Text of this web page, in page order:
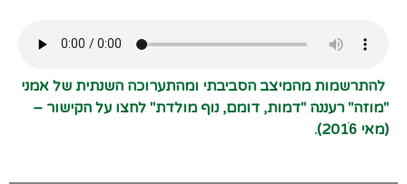
להתרשמות מהמיצב הסביבתי ומהתערוכה השנתית של אמני
"מוזה" רעננה "דמות, דומם, נוף מולדת" לחצו על הקישור –
(מאי 2016ׂׂ).